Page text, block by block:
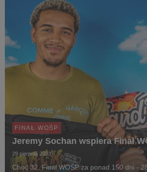
FINAŁ WOŚP
Jeremy Sochan wspiera Finał
29 sierpnia 2023
Choć 32. Finał WOŚP za ponad 150 dni -